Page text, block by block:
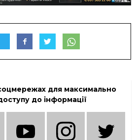
для максимально
до інформації